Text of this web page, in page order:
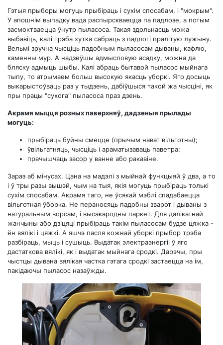
Гэтыя прыборы могуць прыбіраць і сухім спосабам, і "мокрым".
У апошнім выпадку вада распырскваецца па падлозе, а потым
засмоктваецца ўнутр пыласоса. Такая здольнасць можа
выбавіць, калі трэба хутка сабраць з падлогі пралітую лужыну.
Вельмі зручна чысціць падобным пыласосам дываны, кафлю,
каменны мур. А надзеўшы адмысловую асадку, можна да
бляску адмыць шыбы. Калі абраць бытавой пыласос мыйнага
тыпу, то атрымаем больш высокую якасць уборкі. Яго досыць
выкарыстоўваць раз у тыдзень, дабіўшыся такой жа чысціні, як
пры працы "сухога" пыласоса праз дзень.
Акрамя мыцця розных паверхняў, дадзеныя прылады
могуць:
прыбіраць буйны смецце (прычым нават вільготны);
ўвільгатняць, чысціць і араматызаваць паветра;
прачышчаць засор у ванне або ракавіне.
Зараз аб мінусах. Цана на мадэлі з мыйнай функцыяй ў два, а то
і ў тры разы вышэй, чым на тыя, якія могуць прыбіраць толькі
сухім спосабам. Акрамя таго, не ўсякай мэблі спадабаецца
вільготная ўборка. Не пераносяць падобны зварот і дываны з
натуральным ворсам, і высакародны паркет. Для далікатнай
жанчыны або дзіцяці прыбіраць такім пыласосам будзе цяжка -
ён вялікі і цяжкі. А яшчэ пасля кожнай уборкі прыбор трэба
разбіраць, мыць і сушыць. Выдатак электраэнергіі ў яго
дастаткова вялікі, як і выдатак мыйнага сродкі. Дарэчы, пры
чыстцы дывана вялікая частка гэтага сродкі застаецца на ім,
пакідаючы пыласос назаўжды.